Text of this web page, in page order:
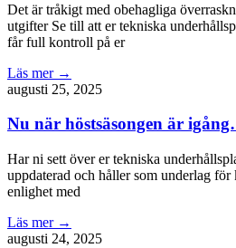
Det är tråkigt med obehagliga
utgifter Se till att er tekniska
får full kontroll på er
Läs mer →
augusti 25, 2025
Nu när höstsäsongen är
Har ni sett över er tekniska
uppdaterad och håller som underlag
enlighet med
Läs mer →
augusti 24, 2025